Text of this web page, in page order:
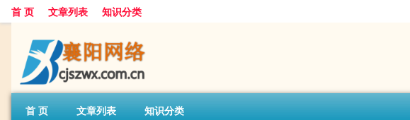
首 页 文章列表 知识分类
首 页 文章列表 知识分类